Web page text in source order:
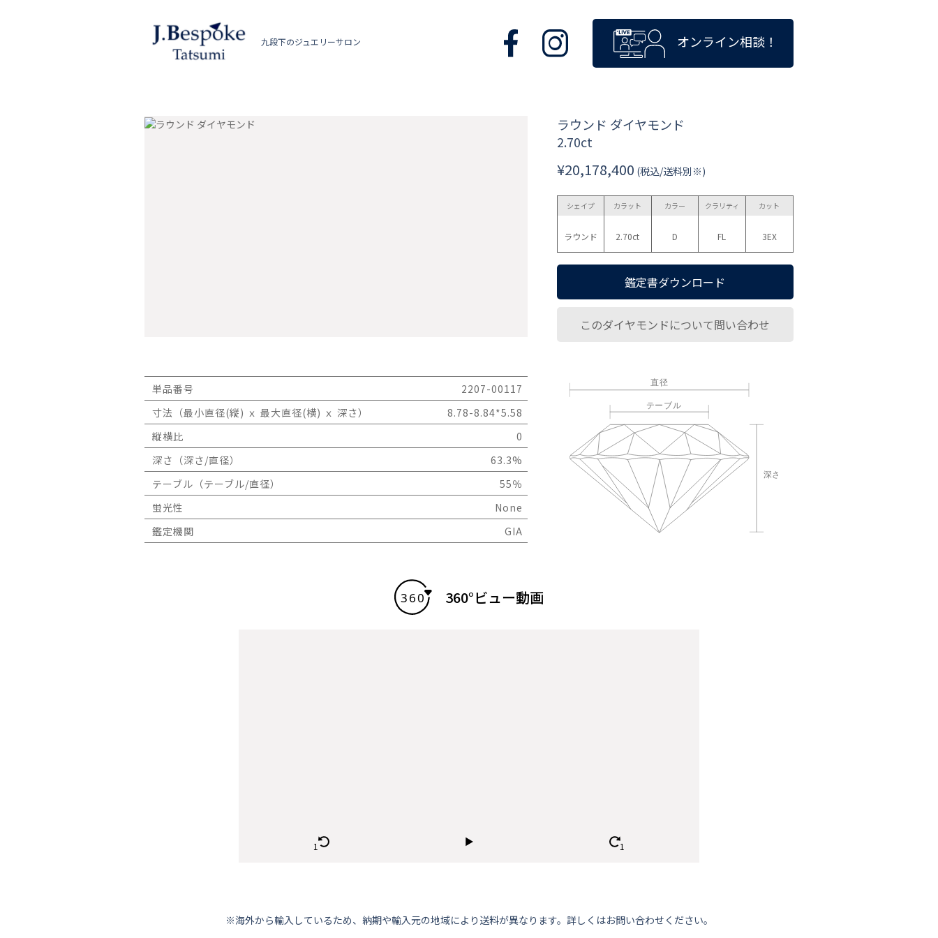
九段下のジュエリーサロン オンライン相談！
ラウンド ダイヤモンド
2.70ct
¥20,178,400 (税込/送料別※)
シェイプ
ラウンド
カラット
2.70ct
カラー
D
クラリティ
FL
カット
3EX
鑑定書ダウンロード
このダイヤモンドについて問い合わせ
単品番号
2207-00117
寸法（最小直径(縦) ｘ 最大直径(横) ｘ 深さ）
8.78-8.84*5.58
縦横比
0
深さ（深さ/直径）
63.3%
テーブル（テーブル/直径）
55％
蛍光性
None
鑑定機関
GIA
360°ビュー動画
※海外から輸⼊しているため、納期や輸⼊元の地域により送料が異なります。詳しくはお問い合わせください。